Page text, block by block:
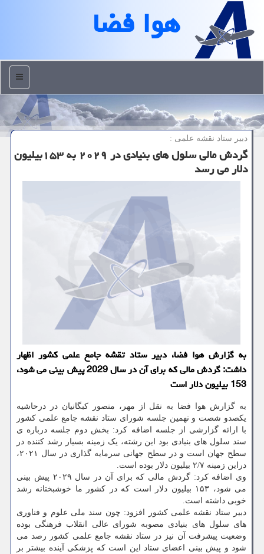
هوا فضا
منو
دبیر ستاد نقشه علمی :
گردش مالی سلول های بنیادی در ۲۰۲۹ به ۱۵۳بیلیون
دلار می رسد
به گزارش هوا فضا، دبیر ستاد تقشه جامع علمی کشور اظهار
داشت: گردش مالی که برای آن در سال 2029 پیش بینی می شود،
153 بیلیون دلار است
به گزارش هوا فضا به نقل از مهر، منصور کبگانیان در درحاشیه
یکصدو شصت و نهمین جلسه شورای ستاد نقشه جامع علمی کشور
با ارائه گزارشی از جلسه اضافه کرد: بخش دوم جلسه درباره ی
سند سلول های بنیادی بود این رشته، یک زمینه بسیار رشد کننده در
سطح جهان است و در سطح جهانی سرمایه گذاری در سال ۲۰۲۱،
دراین زمینه ۲/۷ بیلیون دلار بوده است.
وی اضافه کرد: گردش مالی که برای آن در سال ۲۰۲۹ پیش بینی
می شود، ۱۵۳ بیلیون دلار است که در کشور ما خوشبختانه رشد
خوبی داشته است.
دبیر ستاد نقشه علمی کشور افزود: چون سند ملی علوم و فناوری
های سلول های بنیادی مصوبه شورای عالی انقلاب فرهنگی بوده
وضعیت پیشرفت آن نیز در ستاد نقشه جامع علمی کشور رصد می
شود و پیش بینی اعضای ستاد این است که پزشکی آینده بیشتر بر